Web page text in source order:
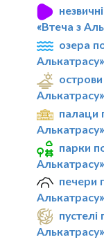
«Втеча з
озера
Алькатрасу»
Алькатрасу»
палаци
Алькатрасу»
парки
Алькатрасу»
печери
Алькатрасу»
Алькатрасу»